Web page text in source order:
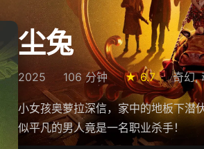
尘兔
2025 106 分钟 ★ 6.7 奇幻,
小女孩奥萝拉深信，家中的地板下潜
似平凡的男人竟是一名职业杀手！